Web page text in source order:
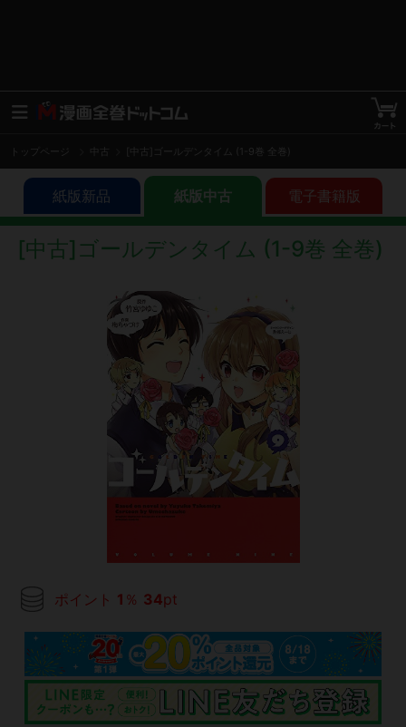
トップページ 中古 [中古]ゴールデンタイム (1-9巻 全巻)
紙版新品 紙版中古 電子書籍版
[中古]ゴールデンタイム (1-9巻 全巻)
ポイント 1 ％ 34pt